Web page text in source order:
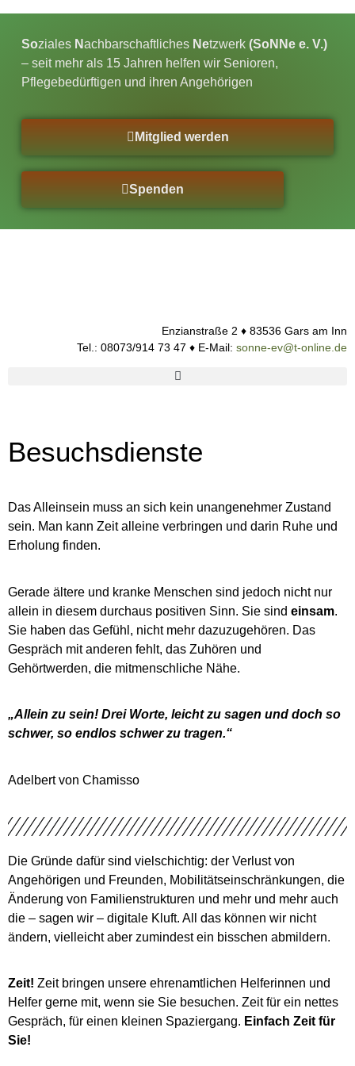
Soziales Nachbarschaftliches Netzwerk (SoNNe e. V.)
– seit mehr als 15 Jahren helfen wir Senioren,
Pflegebedürftigen und ihren Angehörigen
Mitglied werden
Spenden
Enzianstraße 2 ♦ 83536 Gars am Inn
Tel.: 08073/914 73 47 ♦ E-Mail: sonne-ev@t-online.de
Besuchsdienste
Das Alleinsein muss an sich kein unangenehmer Zustand
sein. Man kann Zeit alleine verbringen und darin Ruhe und
Erholung finden.
Gerade ältere und kranke Menschen sind jedoch nicht nur
allein in diesem durchaus positiven Sinn. Sie sind einsam.
Sie haben das Gefühl, nicht mehr dazuzugehören. Das
Gespräch mit anderen fehlt, das Zuhören und
Gehörtwerden, die mitmenschliche Nähe.
„Allein zu sein! Drei Worte, leicht zu sagen und doch so
schwer, so endlos schwer zu tragen.“
Adelbert von Chamisso
Die Gründe dafür sind vielschichtig: der Verlust von
Angehörigen und Freunden, Mobilitätseinschränkungen, die
Änderung von Familienstrukturen und mehr und mehr auch
die – sagen wir – digitale Kluft. All das können wir nicht
ändern, vielleicht aber zumindest ein bisschen abmildern.
Zeit! Zeit bringen unsere ehrenamtlichen Helferinnen und
Helfer gerne mit, wenn sie Sie besuchen. Zeit für ein nettes
Gespräch, für einen kleinen Spaziergang. Einfach Zeit für
Sie!